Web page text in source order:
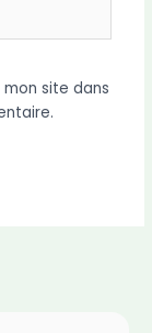
site dans